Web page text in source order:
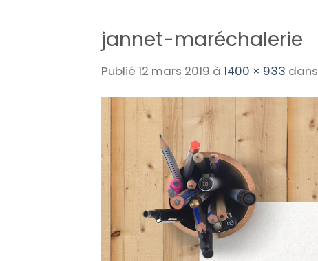
jannet-maréchalerie
Publié 12 mars 2019 à 1400 × 933 dans